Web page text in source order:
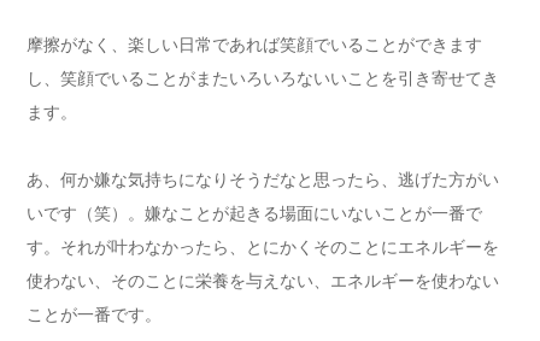
摩擦がなく、楽しい日常であれば笑顔でいることができます
し、笑顔でいることがまたいろいろないいことを引き寄せてき
ます。
あ、何か嫌な気持ちになりそうだなと思ったら、逃げた方がい
いです（笑）。嫌なことが起きる場面にいないことが一番で
す。それが叶わなかったら、とにかくそのことにエネルギーを
使わない、そのことに栄養を与えない、エネルギーを使わない
ことが一番です。